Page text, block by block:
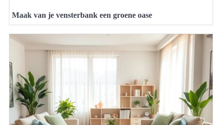
Maak van je vensterbank een groene oase